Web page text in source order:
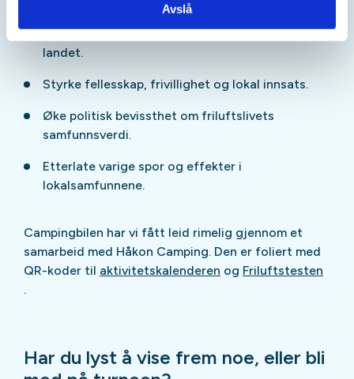
Avslå
Skape synlige møteplasser for friluftsliv i hele
landet.
Styrke fellesskap, frivillighet og lokal innsats.
Øke politisk bevissthet om friluftslivets
samfunnsverdi.
Etterlate varige spor og effekter i
lokalsamfunnene.
Campingbilen har vi fått leid rimelig gjennom et
samarbeid med Håkon Camping. Den er foliert med
QR-koder til aktivitetskalenderen og Friluftstesten
.
Har du lyst å vise frem noe, eller bli